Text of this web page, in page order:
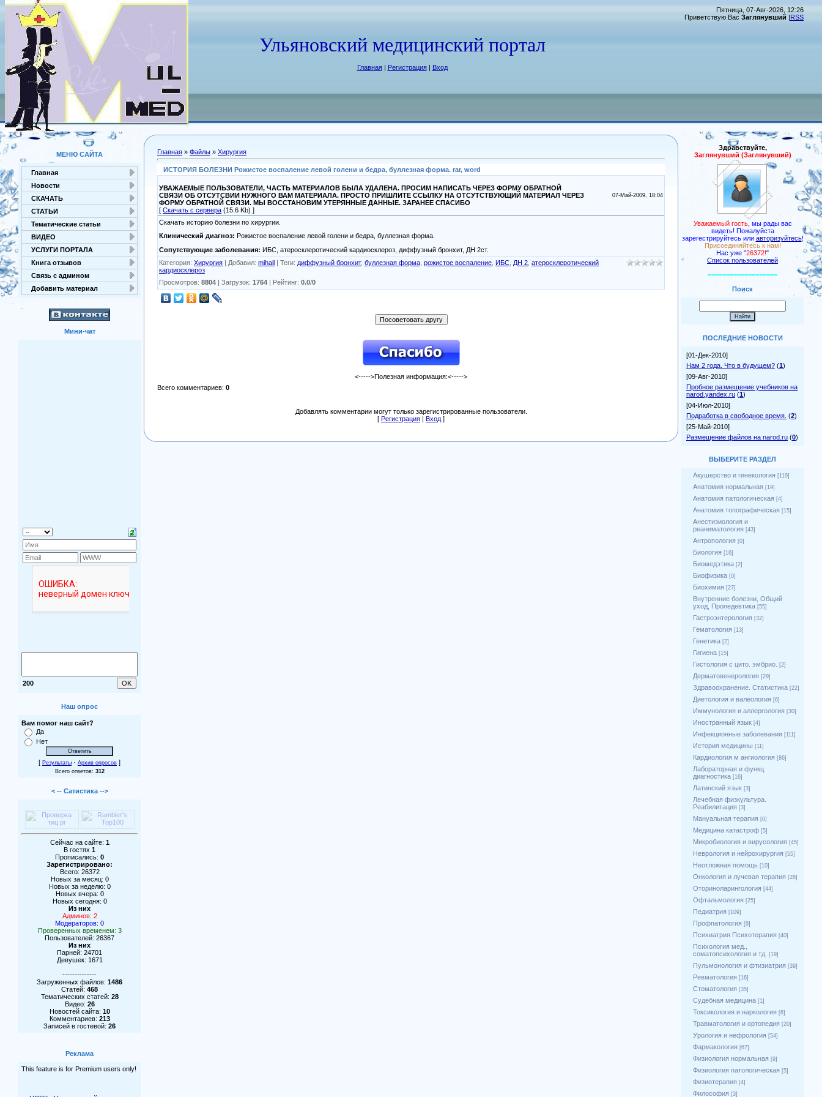
Ульяновский медицинский портал
Главная| Регистрация| Вход
Пятница, 07-Авг-2026, 12:26
Приветствую Вас Заглянувший |RSS
МЕНЮ САЙТА
Главная
Новости
СКАЧАТЬ
СТАТЬИ
Тематические статьи
ВИДЕО
УСЛУГИ ПОРТАЛА
Книга отзывов
Связь с админом
Добавить материал
Мини-чат
200
Наш опрос
Вам помог наш сайт?
Да
Нет
[ Результаты · Архив опросов ]
Всего ответов: 312
< -- Сатистика -->
Сейчас на сайте: 1
В гостях 1
Прописались: 0
Зарегистрировано:
Всего: 26372
Новых за месяц: 0
Новых за неделю: 0
Новых вчера: 0
Новых сегодня: 0
Из них
Админов: 2
Модераторов: 0
Проверенных временем: 3
Пользователей: 26367
Из них
Парней: 24701
Девушек: 1671
--------------
Загруженных файлов: 1486
Статей: 468
Тематических статей: 28
Видео: 26
Новостей сайта: 10
Комментариев: 213
Записей в гостевой: 26
Реклама
This feature is for Premium users only!
Главная » Файлы » Хирургия
ИСТОРИЯ БОЛЕЗНИ Рожистое воспаление левой голени и бедра, буллезная форма. rar, word
УВАЖАЕМЫЕ ПОЛЬЗОВАТЕЛИ, ЧАСТЬ МАТЕРИАЛОВ БЫЛА УДАЛЕНА. ПРОСИМ НАПИСАТЬ ЧЕРЕЗ ФОРМУ ОБРАТНОЙ
СВЯЗИ ОБ ОТСУТСВИИ НУЖНОГО ВАМ МАТЕРИАЛА. ПРОСТО ПРИШЛИТЕ ССЫЛКУ НА ОТСУТСТВУЮЩИЙ МАТЕРИАЛ ЧЕРЕЗ
ФОРМУ ОБРАТНОЙ СВЯЗИ. МЫ ВОССТАНОВИМ УТЕРЯННЫЕ ДАННЫЕ. ЗАРАНЕЕ СПАСИБО
[ Скачать с сервера (15.6 Kb) ]
07-Май-2009, 18:04
Скачать историю болезни по хирургии.
Клинический диагноз: Рожистое воспаление левой голени и бедра, буллезная форма.
Сопутствующие заболевания: ИБС, атеросклеротический кардиосклероз, диффузный бронхит, ДН 2ст.
Категория: Хирургия | Добавил: mihail | Теги: диффузный бронхит, буллезная форма рожистое воспаление ИБС ДН 2 атеросклеротический
кардиосклероз
Просмотров: 8804 | Загрузок: 1764 | Рейтинг: 0.0/0
<----->Полезная информация:<----->
Всего комментариев: 0
Добавлять комментарии могут только зарегистрированные пользователи.
[ Регистрация | Вход ]
Здравствуйте,
Заглянувший (Заглянувший)
Уважаемый гость, мы рады вас
видеть! Пожалуйста
зарегестрируйтесь или авторизуйтесь!
Присоединяйтесь к нам!
Нас уже "26372!"
Список пользователей
===================
Поиск
ПОСЛЕДНИЕ НОВОСТИ
[01-Дек-2010]
Нам 2 года. Что в будущем? (1)
[09-Авг-2010]
Пробное размещение учебников на
narod.yandex.ru (1)
[04-Июл-2010]
Подработка в свободное время. (2)
[25-Май-2010]
Размещение файлов на narod.ru (0)
ВЫБЕРИТЕ РАЗДЕЛ
Акушерство и гинекология [119]
Анатомия нормальная [19]
Анатомия патологическая [4]
Анатомия топографическая [15]
Анестизиология и
реаниматология [43]
Антропология [0]
Биология [16]
Биомедэтика [2]
Биофизика [0]
Биохимия [27]
Внутренние болезни, Общий
уход, Пропедевтика [55]
Гастроэнтерология [32]
Гематология [13]
Генетика [2]
Гигиена [15]
Гистология с цито. эмбрио. [2]
Дерматовенерология [29]
Здравоохранение. Статистика [22]
Диетология и валеология [6]
Иммунология и аллергология [30]
Иностранный язык [4]
Инфекционные заболевания [111]
История медицины [11]
Кардиология м ангиология [86]
Лабораторная и функц.
диагностика [16]
Латинский язык [3]
Лечебная физкультура.
Реабилитация [3]
Мануальная терапия [0]
Медицина катастроф [5]
Микробиология и вирусология [45]
Неврология и нейрохирургия [55]
Неотложная помощь [10]
Онкология и лучевая терапия [28]
Оториноларингология [44]
Офтальмология [25]
Педиатрия [109]
Профпатология [9]
Психиатрия Психотерапия [40]
Психология мед.,
соматопсихология и тд.
[19]
Пульмонология и фтизиатрия [39]
Ревматология [16]
Стоматология [35]
Судебная медицина [1]
Токсикология и наркология [6]
Травматология и ортопедия [20]
Урология и нефрология [54]
Фармакология [67]
Физиология нормальная [9]
Физиология патологическая [5]
Физиотерапия [4]
Философия [3]